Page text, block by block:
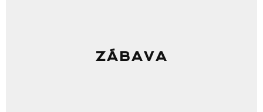
ZÁBAVA